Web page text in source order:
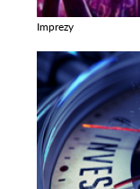
Imprezy